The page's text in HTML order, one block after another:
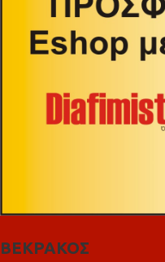
ΒΕΚΡΑΚΟΣ